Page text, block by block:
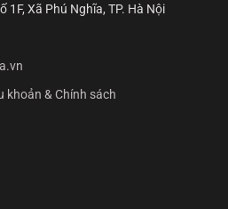
1F, Xã Phú Nghĩa, TP. Hà Nội
khoản & Chính sách